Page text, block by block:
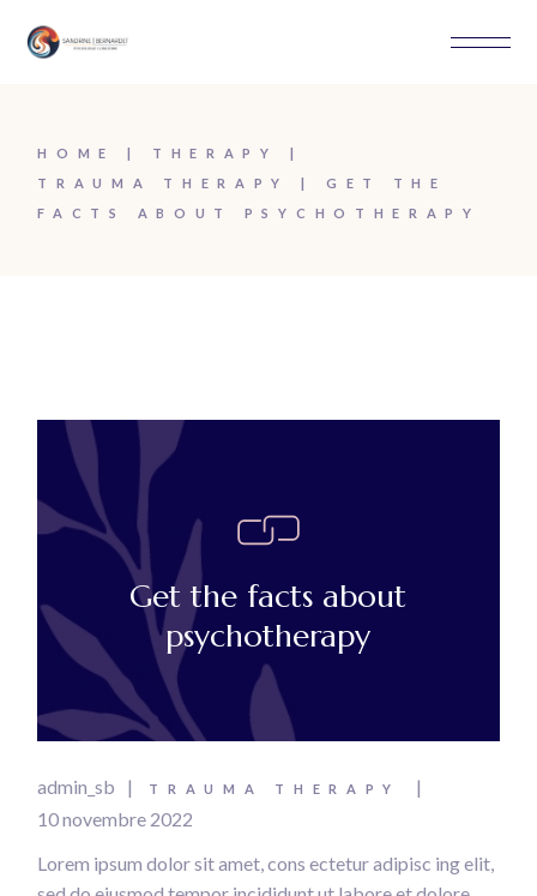
HOME
THERAPY
TRAUMA THERAPY
GET THE
FACTS ABOUT PSYCHOTHERAPY
Get the facts about
psychotherapy
admin_sb TRAUMA THERAPY
10 novembre 2022
Lorem ipsum dolor sit amet, cons ectetur adipisc ing elit,